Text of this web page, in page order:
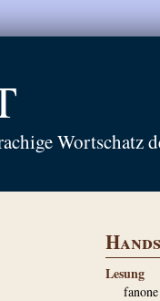
Wortschatz
Lesung
fanone